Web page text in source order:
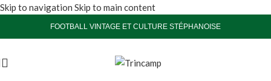
Skip to navigation Skip to main content
FOOTBALL VINTAGE ET CULTURE STÉPHANOISE